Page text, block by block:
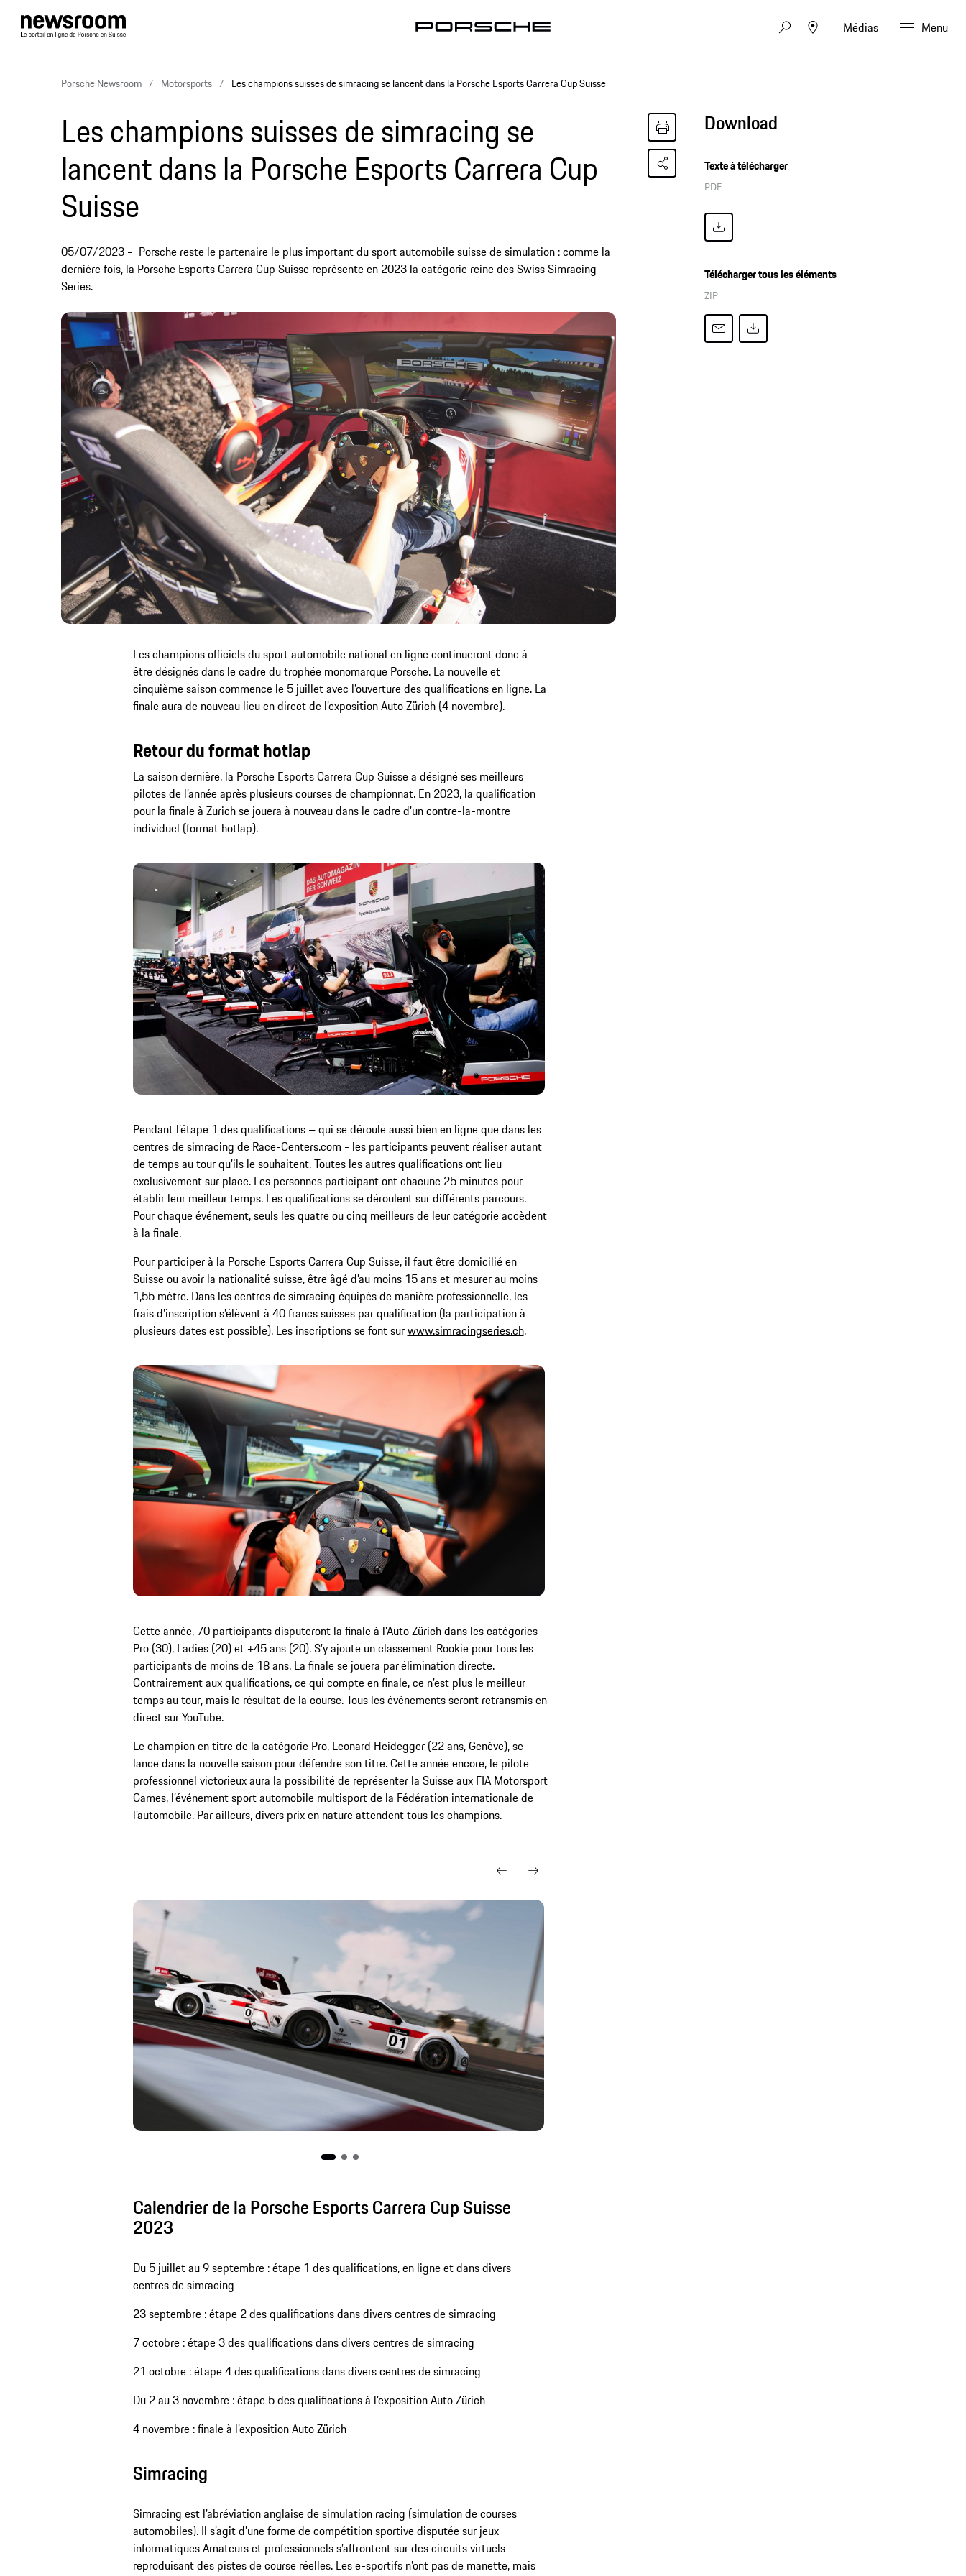
Médias Menu
Porsche Newsroom Motorsports Les champions suisses de simracing se lancent dans la Porsche Esports Carrera Cup Suisse
Les champions suisses de simracing se
lancent dans la Porsche Esports Carrera Cup
Suisse
05/07/2023
Porsche reste le partenaire le plus important du sport automobile suisse de simulation : comme la
dernière fois, la Porsche Esports Carrera Cup Suisse représente en 2023 la catégorie reine des Swiss Simracing
Series.
Les champions officiels du sport automobile national en ligne continueront donc à
être désignés dans le cadre du trophée monomarque Porsche. La nouvelle et
cinquième saison commence le 5 juillet avec l’ouverture des qualifications en ligne. La
finale aura de nouveau lieu en direct de l’exposition Auto Zürich (4 novembre).
Retour du format hotlap
La saison dernière, la Porsche Esports Carrera Cup Suisse a désigné ses meilleurs
pilotes de l’année après plusieurs courses de championnat. En 2023, la qualification
pour la finale à Zurich se jouera à nouveau dans le cadre d’un contre-la-montre
individuel (format hotlap).
Pendant l’étape 1 des qualifications – qui se déroule aussi bien en ligne que dans les
centres de simracing de Race-Centers.com - les participants peuvent réaliser autant
de temps au tour qu’ils le souhaitent. Toutes les autres qualifications ont lieu
exclusivement sur place. Les personnes participant ont chacune 25 minutes pour
établir leur meilleur temps. Les qualifications se déroulent sur différents parcours.
Pour chaque événement, seuls les quatre ou cinq meilleurs de leur catégorie accèdent
à la finale.
Pour participer à la Porsche Esports Carrera Cup Suisse, il faut être domicilié en
Suisse ou avoir la nationalité suisse, être âgé d’au moins 15 ans et mesurer au moins
1,55 mètre. Dans les centres de simracing équipés de manière professionnelle, les
frais d’inscription s’élèvent à 40 francs suisses par qualification (la participation à
plusieurs dates est possible). Les inscriptions se font surwww.simracingseries.ch.
Cette année, 70 participants disputeront la finale à l’Auto Zürich dans les catégories
Pro (30), Ladies (20) et +45 ans (20). S’y ajoute un classement Rookie pour tous les
participants de moins de 18 ans. La finale se jouera parélimination directe.
Contrairement aux qualifications, ce qui compte en finale, ce n’est plus le meilleur
temps au tour, mais le résultat de la course. Tous les événements seront retransmis en
direct sur YouTube.
Le champion en titre de la catégorie Pro, Leonard Heidegger (22 ans, Genève), se
lance dans la nouvelle saison pour défendre son titre. Cette année encore, le pilote
professionnel victorieux aura la possibilité de représenter la Suisse aux FIA Motorsport
Games, l’événement sport automobile multisport de la Fédération internationale de
l’automobile. Par ailleurs, divers prix en nature attendent tous les champions.
Calendrier de la Porsche Esports Carrera Cup Suisse
2023
Du 5 juillet au 9 septembre : étape 1 des qualifications, en ligne et dans divers
centres de simracing
23 septembre : étape 2 des qualifications dans divers centres de simracing
7 octobre : étape 3 des qualifications dans divers centres de simracing
21 octobre : étape 4 des qualifications dans divers centres de simracing
Du 2 au 3 novembre : étape 5 des qualifications à l’exposition Auto Zürich
4 novembre : finale à l’exposition Auto Zürich
Simracing
Simracing est l’abréviation anglaise de simulation racing (simulation de courses
automobiles). Il s’agit d’une forme de compétition sportive disputée sur jeux
informatiques Amateurs et professionnels s’affrontent sur des circuits virtuels
reproduisant des pistes de course réelles. Les e-sportifs n’ont pas de manette, mais
Download
Texte à télécharger
PDF
Télécharger tous les éléments
ZIP